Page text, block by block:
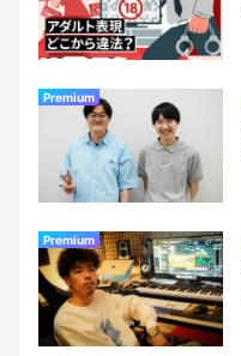
Premium
Premium